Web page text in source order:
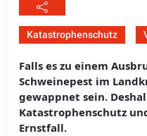
Katastrophenschutz
Falls es zu einem
Schweinepest im
gewappnet sein.
Katastrophenschutz
Ernstfall.